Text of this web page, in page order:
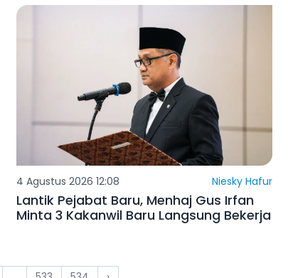
4 Agustus 2026 12:08 Niesky Hafur
Lantik Pejabat Baru, Menhaj Gus Irfan
Minta 3 Kakanwil Baru Langsung Bekerja